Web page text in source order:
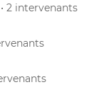
2 intervenants